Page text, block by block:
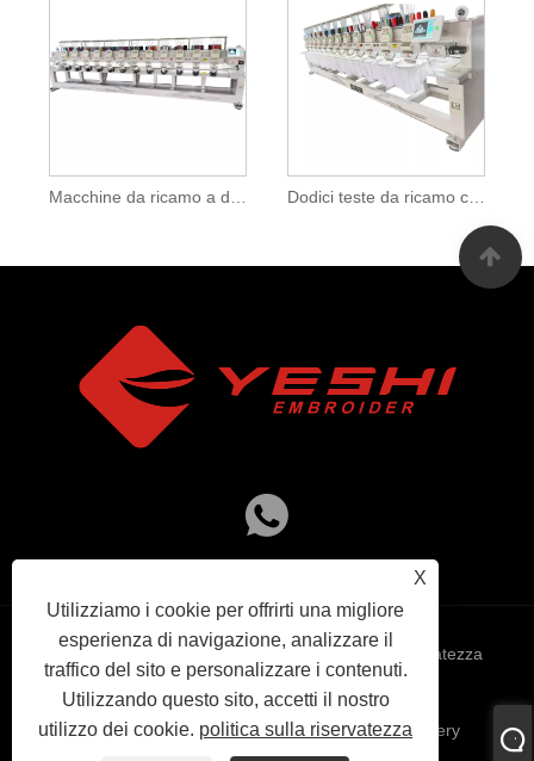
Macchine da ricamo a dodici teste più votate Dodici teste da ricamo con caparge funciton
X
Utilizziamo i cookie per offrirti una migliore
esperienza di navigazione, analizzare il
traffico del sito e personalizzare i contenuti.
Utilizzando questo sito, accetti il ​​nostro
utilizzo dei cookie. politica sulla riservatezza
politica sulla riservatezza
Copyright © 2024 Taizhou Yeshi Ricamo Machinery
Manufacturing Co., Ltd. Tutti i diritti riservati.